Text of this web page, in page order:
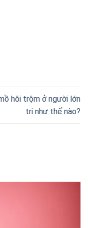
hôi trộm ở người lớn
trị như thế nào?